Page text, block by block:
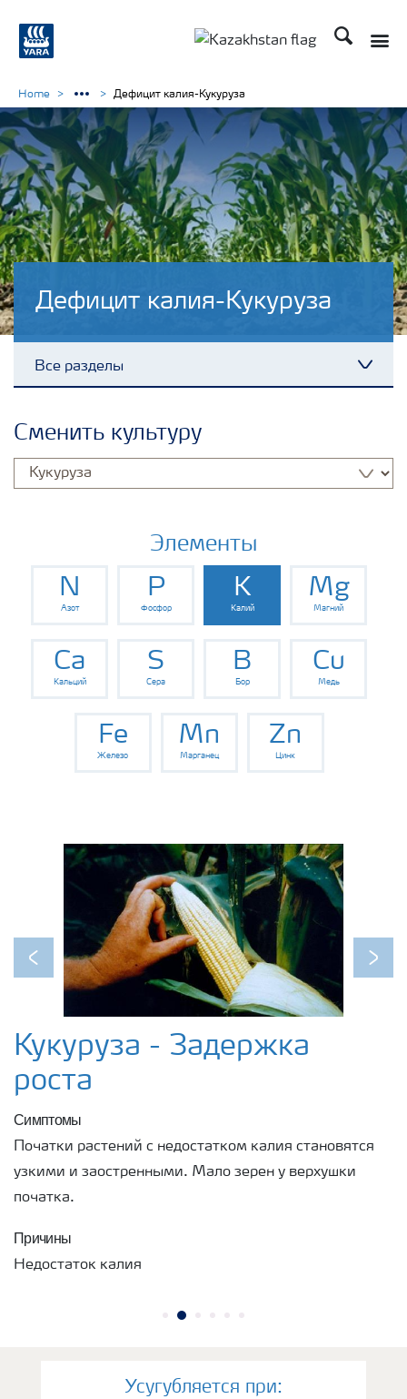
Поиск
Дефицит калия-Кукуруза
Все разделы
Культуры
Инструменты и сервисы
Хранение удобрений и их безопасность
Home Дефицит калия-Кукуруза
Сменить культуру
Элементы
N
Азот
P
Фосфор
K
Калий
Mg
Магний
Ca
Кальций
S
Сера
B
Бор
Cu
Медь
Fe
Железо
Mn
Марганец
Zn
Цинк
Previous Next
Кукуруза - Задержка
роста
Симптомы
Початки растений с недостатком калия становятся
узкими и заостренными. Мало зерен у верхушки
початка.
Причины
Недостаток калия
Усугубляется при: